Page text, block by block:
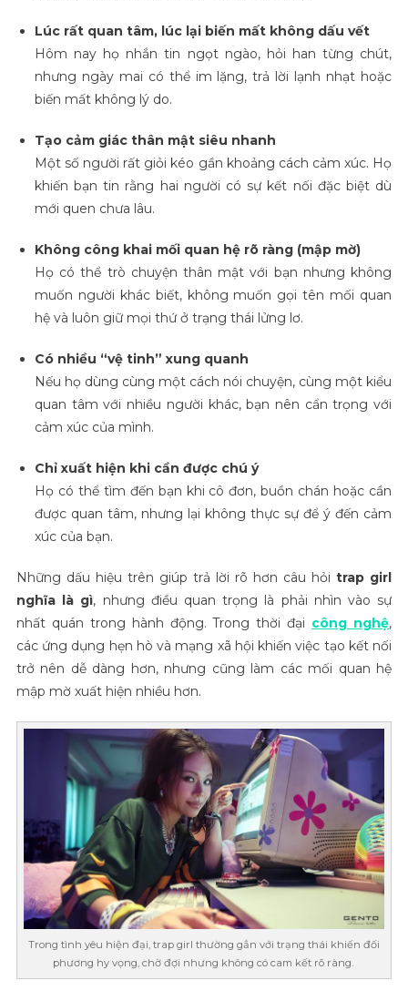
Lúc rất quan tâm, lúc lại biến mất không dấu vết
Hôm nay họ nhắn tin ngọt ngào, hỏi han từng chút,
nhưng ngày mai có thể im lặng, trả lời lạnh nhạt hoặc
biến mất không lý do.
Tạo cảm giác thân mật siêu nhanh
Một số người rất giỏi kéo gần khoảng cách cảm xúc. Họ
khiến bạn tin rằng hai người có sự kết nối đặc biệt dù
mới quen chưa lâu.
Không công khai mối quan hệ rõ ràng (mập mờ)
Họ có thể trò chuyện thân mật với bạn nhưng không
muốn người khác biết, không muốn gọi tên mối quan
hệ và luôn giữ mọi thứ ở trạng thái lửng lơ.
Có nhiều “vệ tinh” xung quanh
Nếu họ dùng cùng một cách nói chuyện, cùng một kiểu
quan tâm với nhiều người khác, bạn nên cẩn trọng với
cảm xúc của mình.
Chỉ xuất hiện khi cần được chú ý
Họ có thể tìm đến bạn khi cô đơn, buồn chán hoặc cần
được quan tâm, nhưng lại không thực sự để ý đến cảm
xúc của bạn.
Những dấu hiệu trên giúp trả lời rõ hơn câu hỏitrap girl
nghĩa là gì, nhưng điều quan trọng là phải nhìn vào sự
nhất quán trong hành động. Trong thời đại công nghệ,
các ứng dụng hẹn hò và mạng xã hội khiến việc tạo kết nối
trở nên dễ dàng hơn, nhưng cũng làm các mối quan hệ
mập mờ xuất hiện nhiều hơn.
Trong tình yêu hiện đại, trap girl thường gắn với trạng thái khiến đối
phương hy vọng, chờ đợi nhưng không có cam kết rõ ràng.